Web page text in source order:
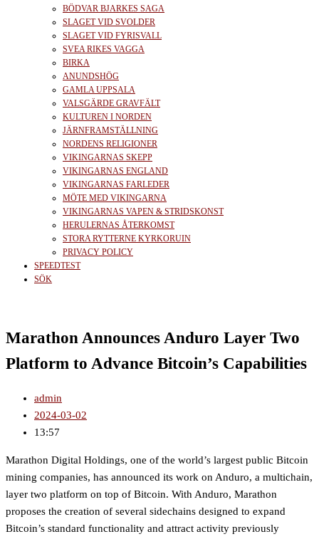
BÖDVAR BJARKES SAGA
SLAGET VID SVOLDER
SLAGET VID FYRISVALL
SVEA RIKES VAGGA
BIRKA
ANUNDSHÖG
GAMLA UPPSALA
VALSGÄRDE GRAVFÄLT
KULTUREN I NORDEN
JÄRNFRAMSTÄLLNING
NORDENS RELIGIONER
VIKINGARNAS SKEPP
VIKINGARNAS ENGLAND
VIKINGARNAS FARLEDER
MÖTE MED VIKINGARNA
VIKINGARNAS VAPEN & STRIDSKONST
HERULERNAS ÅTERKOMST
STORA RYTTERNE KYRKORUIN
PRIVACY POLICY
SPEEDTEST
SÖK
Marathon Announces Anduro Layer Two
Platform to Advance Bitcoin’s Capabilities
admin
2024-03-02
13:57
Marathon Digital Holdings, one of the world’s largest public Bitcoin
mining companies, has announced its work on Anduro, a multichain,
layer two platform on top of Bitcoin. With Anduro, Marathon
proposes the creation of several sidechains designed to expand
Bitcoin’s standard functionality and attract activity previously